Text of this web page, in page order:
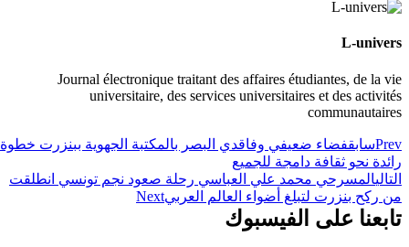
L-univers
Journal électronique traitant des affaires étudiantes, de la vie
universitaire, des services universitaires et des activités
communautaires
Prevسابقفضاء ضعيفي وفاقدي البصر بالمكتبة الجهوية ببنزرت خطوة
رائدة نحو ثقافة دامجة للجميع
التاليالمسرحي محمد علي العباسي رحلة صعود نجم تونسي انطلقت
من ركح بنزرت لتبلغ أضواء العالم العربيNext
تابعنا على الفيسبوك